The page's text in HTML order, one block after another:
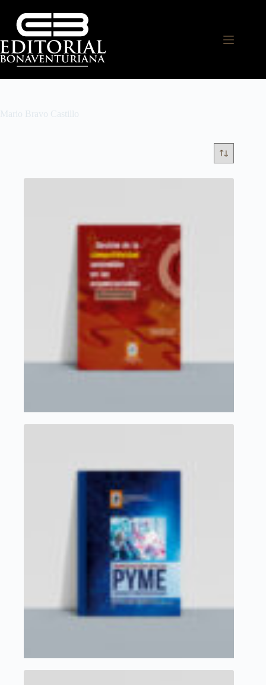
Mario Bravo Castillo